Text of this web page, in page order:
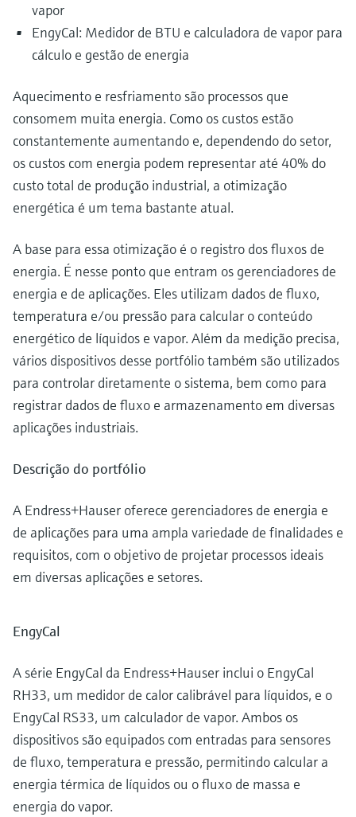
vapor
EngyCal: Medidor de BTU e calculadora de vapor para
cálculo e gestão de energia
Aquecimento e resfriamento são processos que
consomem muita energia. Como os custos estão
constantemente aumentando e, dependendo do setor,
os custos com energia podem representar até 40% do
custo total de produção industrial, a otimização
energética é um tema bastante atual.
A base para essa otimização é o registro dos fluxos de
energia. É nesse ponto que entram os gerenciadores de
energia e de aplicações. Eles utilizam dados de fluxo,
temperatura e/ou pressão para calcular o conteúdo
energético de líquidos e vapor. Além da medição precisa,
vários dispositivos desse portfólio também são utilizados
para controlar diretamente o sistema, bem como para
registrar dados de fluxo e armazenamento em diversas
aplicações industriais.
Descrição do portfólio
A Endress+Hauser oferece gerenciadores de energia e
de aplicações para uma ampla variedade de finalidades e
requisitos, com o objetivo de projetar processos ideais
em diversas aplicações e setores.
EngyCal
A série EngyCal da Endress+Hauser inclui o EngyCal
RH33, um medidor de calor calibrável para líquidos, e o
EngyCal RS33, um calculador de vapor. Ambos os
dispositivos são equipados com entradas para sensores
de fluxo, temperatura e pressão, permitindo calcular a
energia térmica de líquidos ou o fluxo de massa e
energia do vapor.